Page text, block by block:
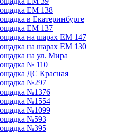
ЕМ 138
в Екатеринбурге
ЕМ 137
на шарах ЕМ 147
на шарах ЕМ 130
на ул. Мира
№ 110
ДС Красная
№297
№1376
№1554
№1099
№593
№395